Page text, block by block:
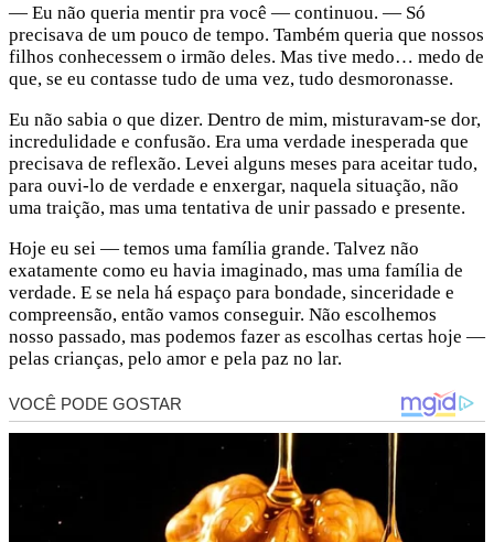
— Eu não queria mentir pra você — continuou. — Só
precisava de um pouco de tempo. Também queria que nossos
filhos conhecessem o irmão deles. Mas tive medo… medo de
que, se eu contasse tudo de uma vez, tudo desmoronasse.
Eu não sabia o que dizer. Dentro de mim, misturavam-se dor,
incredulidade e confusão. Era uma verdade inesperada que
precisava de reflexão. Levei alguns meses para aceitar tudo,
para ouvi-lo de verdade e enxergar, naquela situação, não
uma traição, mas uma tentativa de unir passado e presente.
Hoje eu sei — temos uma família grande. Talvez não
exatamente como eu havia imaginado, mas uma família de
verdade. E se nela há espaço para bondade, sinceridade e
compreensão, então vamos conseguir. Não escolhemos
nosso passado, mas podemos fazer as escolhas certas hoje —
pelas crianças, pelo amor e pela paz no lar.